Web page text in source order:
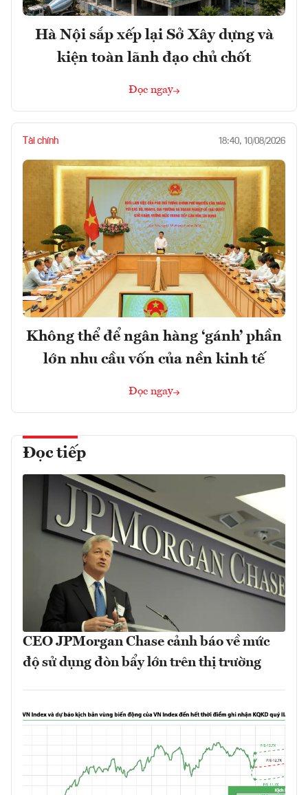
Hà Nội sắp xếp lại Sở Xây dựng và
kiện toàn lãnh đạo chủ chốt
Đọc ngay
Tài chính 18:40, 10/08/2026
Không thể để ngân hàng ‘gánh’ phần
lớn nhu cầu vốn của nền kinh tế
Đọc ngay
Đọc tiếp
CEO JPMorgan Chase cảnh báo về mức
độ sử dụng đòn bẩy lớn trên thị trường